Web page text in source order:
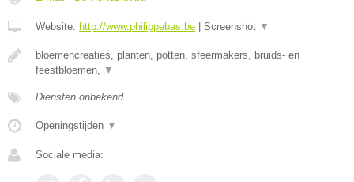
Website: http://www.philippebas.be Screenshot ▼
bloemencreaties, planten, potten, sfeermakers, bruids- en
feestbloemen, ▼
Diensten onbekend
Openingstijden ▼
Sociale media: